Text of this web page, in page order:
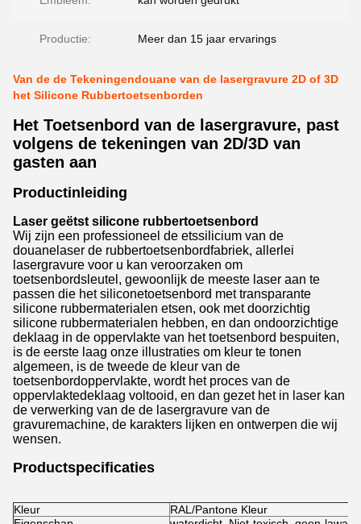
Productie: Meer dan 15 jaar ervarings
Van de de Tekeningendouane van de lasergravure 2D of 3D
het Silicone Rubbertoetsenborden
Het Toetsenbord van de lasergravure, past
volgens de tekeningen van 2D/3D van
gasten aan
Productinleiding
Laser geëtst silicone rubbertoetsenbord
Wij zijn een professioneel de etssilicium van de
douanelaser de rubbertoetsenbordfabriek, allerlei
lasergravure voor u kan veroorzaken om
toetsenbordsleutel, gewoonlijk de meeste laser aan te
passen die het siliconetoetsenbord met transparante
silicone rubbermaterialen etsen, ook met doorzichtig
silicone rubbermaterialen hebben, en dan ondoorzichtige
deklaag in de oppervlakte van het toetsenbord bespuiten,
is de eerste laag onze illustraties om kleur te tonen
algemeen, is de tweede de kleur van de
toetsenbordoppervlakte, wordt het proces van de
oppervlaktedeklaag voltooid, en dan gezet het in laser kan
de verwerking van de de lasergravure van de
gravuremachine, de karakters lijken en ontwerpen die wij
wensen.
Productspecificaties
Kleur
RAL/Pantone Kleur